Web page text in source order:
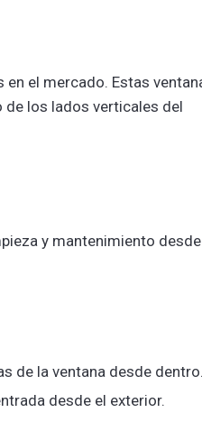
el mercado. Estas
de los lados verticales del
y mantenimiento desde
de la ventana desde
desde el exterior.